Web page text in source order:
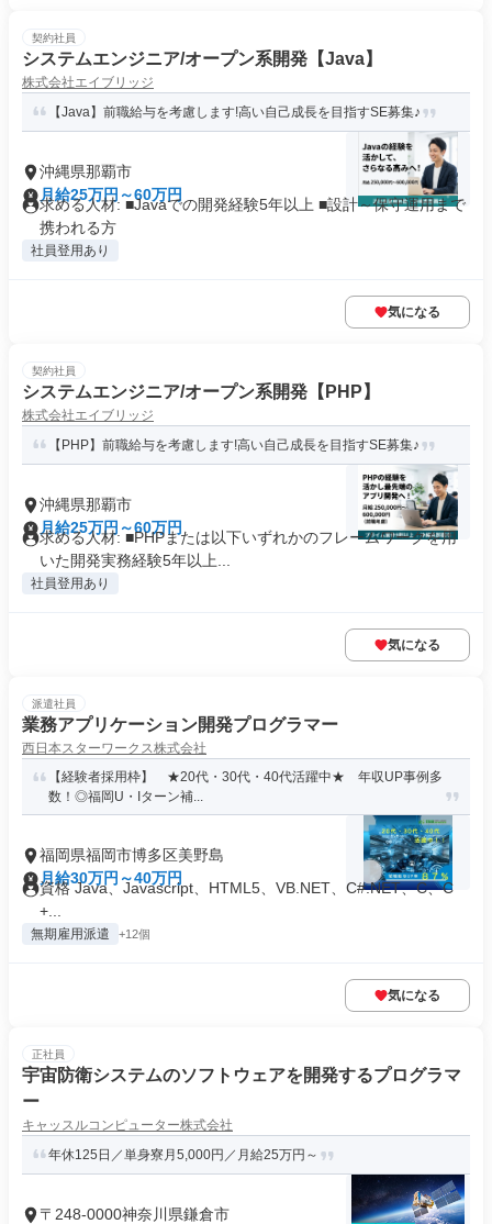
契約社員
システムエンジニア/オープン系開発【Java】
株式会社エイブリッジ
【Java】前職給与を考慮します!高い自己成長を目指すSE募集♪
沖縄県那覇市
月給25万円～60万円
求める人材: ■Javaでの開発経験5年以上 ■設計～保守運用まで
携われる方
社員登用あり
気になる
契約社員
システムエンジニア/オープン系開発【PHP】
株式会社エイブリッジ
【PHP】前職給与を考慮します!高い自己成長を目指すSE募集♪
沖縄県那覇市
月給25万円～60万円
求める人材: ■PHPまたは以下いずれかのフレームワークを用
いた開発実務経験5年以上...
社員登用あり
気になる
派遣社員
業務アプリケーション開発プログラマー
西日本スターワークス株式会社
【経験者採用枠】 ★20代・30代・40代活躍中★ 年収UP事例多
数！◎福岡U・Iターン補...
福岡県福岡市博多区美野島
月給30万円～40万円
資格 Java、Javascript、HTML5、VB.NET、C#.NET、C、C
+...
無期雇用派遣 +12個
気になる
正社員
宇宙防衛システムのソフトウェアを開発するプログラマ
ー
キャッスルコンピューター株式会社
年休125日／単身寮月5,000円／月給25万円～
〒248-0000神奈川県鎌倉市